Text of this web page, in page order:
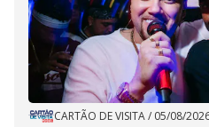
CARTÃO DE VISITA/ 05/08/